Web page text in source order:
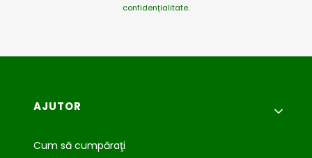
confidențialitate.
Meniu subsol
AJUTOR
Cum să cumpăraţi